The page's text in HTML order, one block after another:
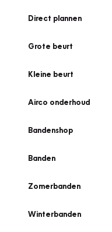
Direct plannen
Grote beurt
Kleine beurt
Airco onderhoud
Bandenshop
Banden
Zomerbanden
Winterbanden